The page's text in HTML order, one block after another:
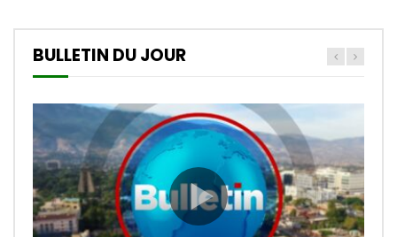
BULLETIN DU JOUR